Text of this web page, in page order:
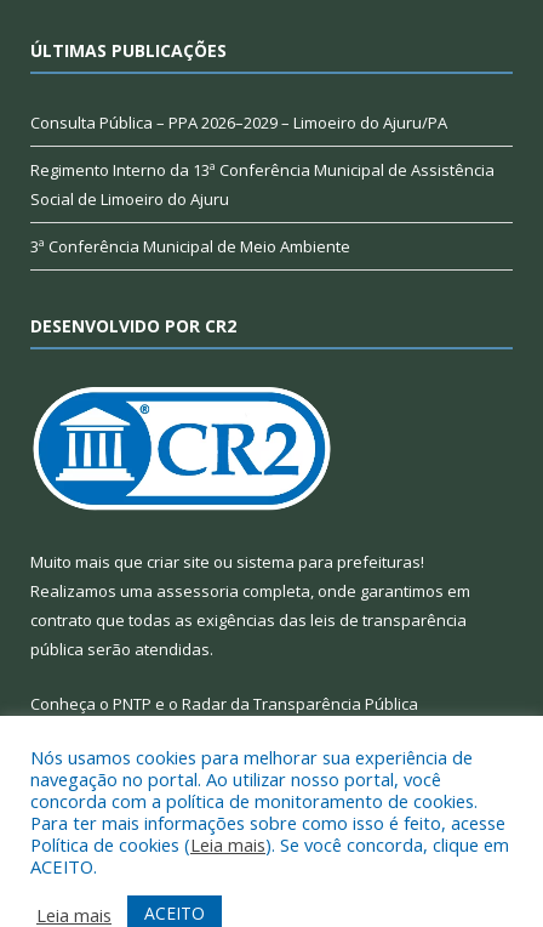
ÚLTIMAS PUBLICAÇÕES
Consulta Pública – PPA 2026–2029 – Limoeiro do Ajuru/PA
Regimento Interno da 13ª Conferência Municipal de Assistência
Social de Limoeiro do Ajuru
3ª Conferência Municipal de Meio Ambiente
DESENVOLVIDO POR CR2
Muito mais que criar site ou sistema para prefeituras!
Realizamos uma assessoria completa, onde garantimos em
contrato que todas as exigências das leis de transparência
pública serão atendidas.
Conheça o PNTP e o Radar da Transparência Pública
Todos os direitos reservados a Prefeitura Municipal de Limoeiro
do Ajuru.
Mapa do Site
Acessar Área Administrativa
Nós usamos cookies para melhorar sua experiência de
navegação no portal. Ao utilizar nosso portal, você
concorda com a política de monitoramento de cookies.
Para ter mais informações sobre como isso é feito, acesse
Política de cookies (Leia mais). Se você concorda, clique em
ACEITO.
Leia mais
ACEITO